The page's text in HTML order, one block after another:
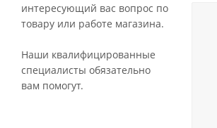
интересующий вас вопрос по
товару или работе магазина.
Наши квалифицированные
специалисты обязательно
вам помогут.